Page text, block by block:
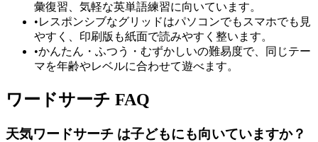
彙復習、気軽な英単語練習に向いています。
•レスポンシブなグリッドはパソコンでもスマホでも見
やすく、印刷版も紙面で読みやすく整います。
•かんたん・ふつう・むずかしいの難易度で、同じテー
マを年齢やレベルに合わせて遊べます。
ワードサーチ FAQ
天気ワードサーチ は子どもにも向いていますか？